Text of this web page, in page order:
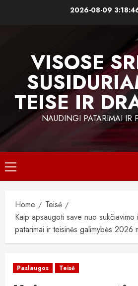
2026-08-09
VISOSE
TEISE IR
NAUDINGI PATARIMAI IR
Primary
Menu
Home
Teisė
Kaip apsaugoti save nuo
patarimai ir teisinės galimybės 2026
Paslaugos Teisė